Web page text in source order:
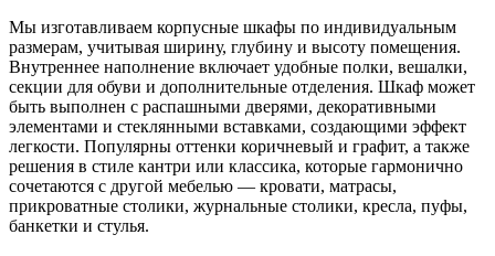
Мы изготавливаем корпусные шкафы по индивидуальным
размерам, учитывая ширину, глубину и высоту помещения.
Внутреннее наполнение включает удобные полки, вешалки,
секции для обуви и дополнительные отделения. Шкаф может
быть выполнен с распашными дверями, декоративными
элементами и стеклянными вставками, создающими эффект
легкости. Популярны оттенки коричневый и графит, а также
решения в стиле кантри или классика, которые гармонично
сочетаются с другой мебелью — кровати, матрасы,
прикроватные столики, журнальные столики, кресла, пуфы,
банкетки и стулья.